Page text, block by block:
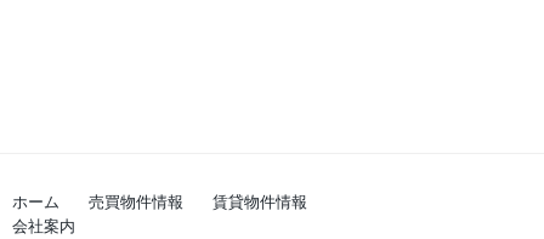
ホーム 売買物件情報
賃貸物件情報
会社案内